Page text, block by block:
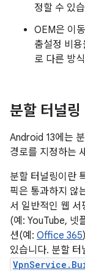
정할 수 있
OEM은 이
춤설정 비
로 다른 방
분할 터널링
Android 13에는
경로를 지정하는
분할 터널링이란
픽은 통과하지 않
서 일반적인 웹
(예: YouTube, 넷
션(예: Office 365
있습니다. 분할